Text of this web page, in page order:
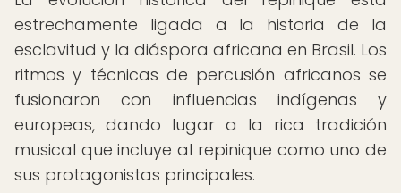
estrechamente ligada a la historia de la
esclavitud y la diáspora africana en Brasil. Los
ritmos y técnicas de percusión africanos se
fusionaron con influencias indígenas y
europeas, dando lugar a la rica tradición
musical que incluye al repinique como uno de
sus protagonistas principales.